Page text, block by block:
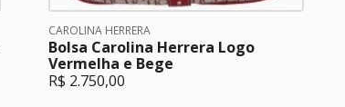
CAROLINA HERRERA
Bolsa Carolina Herrera Logo
Vermelha e Bege
R$ 2.750,00